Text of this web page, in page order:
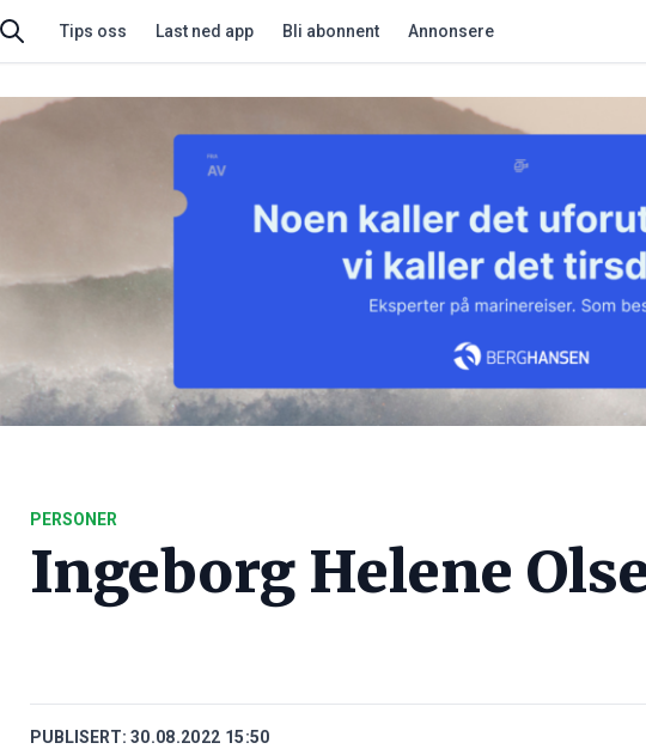
Tips oss Last ned app Bli abonnent Annonsere
PERSONER
Ingeborg Helene
PUBLISERT: 30.08.2022 15:50